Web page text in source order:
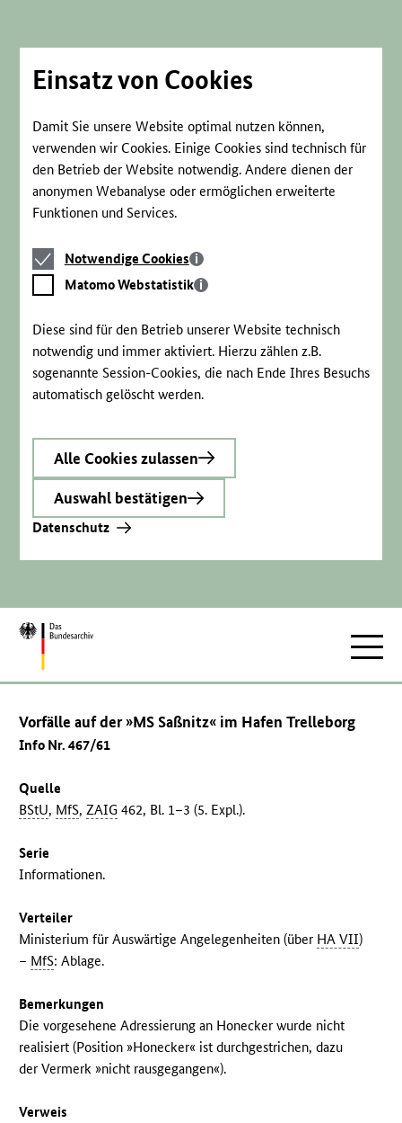
Einsatz von Cookies
Damit Sie unsere Website optimal nutzen können,
verwenden wir Cookies. Einige Cookies sind technisch für
den Betrieb der Website notwendig. Andere dienen der
anonymen Webanalyse oder ermöglichen erweiterte
Funktionen und Services.
Notwendige
Cookies
Notwendige Cookies
Matomo
Webstatistik
Matomo Webstatistik
Diese sind für den Betrieb unserer Website technisch
notwendig und immer aktiviert. Hierzu zählen z.B.
sogenannte Session-Cookies, die nach Ende Ihres Besuchs
automatisch gelöscht werden.
Alle Cookies zulassen
Auswahl bestätigen
Datenschutz
Zur
Vorfälle auf der »MS Saßnitz« im Hafen Trelleborg
Info Nr. 467/61
Quelle
BStU, MfS,ZAIG 462, Bl. 1–3 (5. Expl.).
Serie
Informationen.
Verteiler
Ministerium für Auswärtige Angelegenheiten (über HA VII)
– MfS: Ablage.
Bemerkungen
Die vorgesehene Adressierung an Honecker wurde nicht
realisiert (Position »Honecker« ist durchgestrichen, dazu
der Vermerk »nicht rausgegangen«).
Verweis